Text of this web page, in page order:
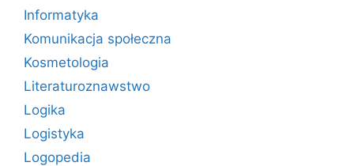
Informatyka
Komunikacja społeczna
Kosmetologia
Literaturoznawstwo
Logika
Logistyka
Logopedia